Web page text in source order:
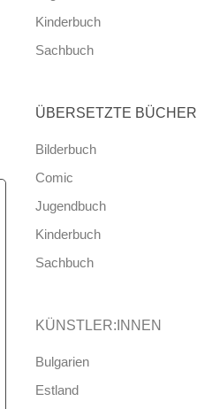
Kinderbuch
Sachbuch
ÜBERSETZTE BÜCHER
Bilderbuch
Comic
Jugendbuch
Kinderbuch
Sachbuch
KÜNSTLER:INNEN
Bulgarien
Estland